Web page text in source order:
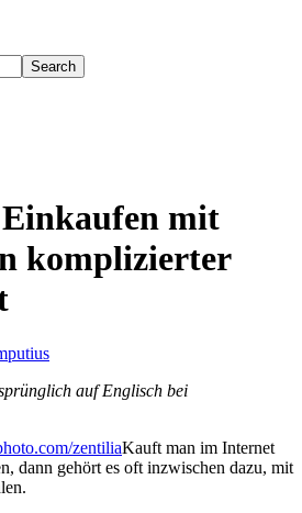
mit
komplizierter
auf Englisch bei
Kauft man im Internet
dann gehört es oft inzwischen dazu, mit